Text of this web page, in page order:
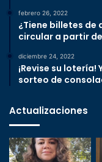
febrero 26, 2022
¿Tiene billetes de
circular a partir
diciembre 24, 2022
¡Revise su
sorteo de
Actualizaciones